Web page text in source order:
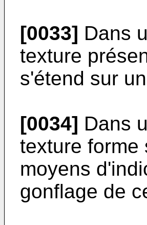
[0033] Dans
texture
s'étend sur
[0034] Dans
texture forme
moyens
gonflage de